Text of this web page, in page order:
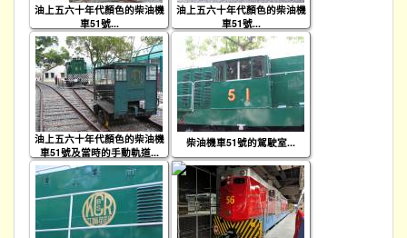
油上五六十年代顏色的柴油機
車51號...
油上五六十年代顏色的柴油機
車51號...
油上五六十年代顏色的柴油機
車51號及當時的手動軌道...
柴油機車51號的駕駛室...